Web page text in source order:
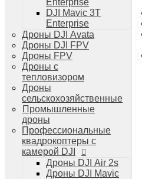
Дроны DJI
Системы и комплексы РЭБ
РЭБ Капюшон
РЭБ Тетраэдр
РЭБ Ромашка
Подавители БПЛА
Детекторы БПЛА
Комплектующие для дронов
Спутниковая связь
Зарядные
Пульты для дронов
Пропеллеры для
Кейсы для дронов
Тепловизионные
Enterprise
DJI Mavic 3T
Enterprise
Дроны DJI Avata
Дроны DJI FPV
Дроны FPV
Дроны с
тепловизором
Дроны
сельскохозяйственные
Промышленные
дроны
Профессиональные
квадрокоптеры с
камерой DJI
Дроны DJI Air 2s
Дроны DJI Mavic